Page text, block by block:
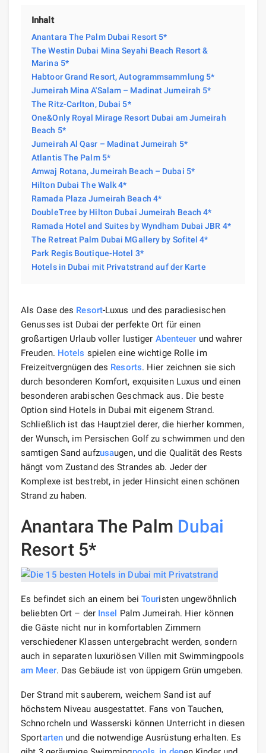
Inhalt
Anantara The Palm Dubai Resort 5*
The Westin Dubai Mina Seyahi Beach Resort &
Marina 5*
Habtoor Grand Resort, Autogrammsammlung 5*
Jumeirah Mina A'Salam – Madinat Jumeirah 5*
The Ritz-Carlton, Dubai 5*
One&Only Royal Mirage Resort Dubai am Jumeirah
Beach 5*
Jumeirah Al Qasr – Madinat Jumeirah 5*
Atlantis The Palm 5*
Amwaj Rotana, Jumeirah Beach – Dubai 5*
Hilton Dubai The Walk 4*
Ramada Plaza Jumeirah Beach 4*
DoubleTree by Hilton Dubai Jumeirah Beach 4*
Ramada Hotel and Suites by Wyndham Dubai JBR 4*
The Retreat Palm Dubai MGallery by Sofitel 4*
Park Regis Boutique-Hotel 3*
Hotels in Dubai mit Privatstrand auf der Karte
Als Oase des Resort-Luxus und des paradiesischen
Genusses ist Dubai der perfekte Ort für einen
großartigen Urlaub voller lustiger Abenteuer und wahrer
Freuden. Hotels spielen eine wichtige Rolle im
Freizeitvergnügen des Resorts. Hier zeichnen sie sich
durch besonderen Komfort, exquisiten Luxus und einen
besonderen arabischen Geschmack aus. Die beste
Option sind Hotels in Dubai mit eigenem Strand.
Schließlich ist das Hauptziel derer, die hierher kommen,
der Wunsch, im Persischen Golf zu schwimmen und den
samtigen Sand aufzusaugen, und die Qualität des Rests
hängt vom Zustand des Strandes ab. Jeder der
Komplexe ist bestrebt, in jeder Hinsicht einen schönen
Strand zu haben.
Anantara The Palm Dubai
Resort 5*
Es befindet sich an einem bei Touristen ungewöhnlich
beliebten Ort – der Insel Palm Jumeirah. Hier können
die Gäste nicht nur in komfortablen Zimmern
verschiedener Klassen untergebracht werden, sondern
auch in separaten luxuriösen Villen mit Swimmingpools
am Meer. Das Gebäude ist von üppigem Grün umgeben.
Der Strand mit sauberem, weichem Sand ist auf
höchstem Niveau ausgestattet. Fans von Tauchen,
Schnorcheln und Wasserski können Unterricht in diesen
Sportarten und die notwendige Ausrüstung erhalten. Es